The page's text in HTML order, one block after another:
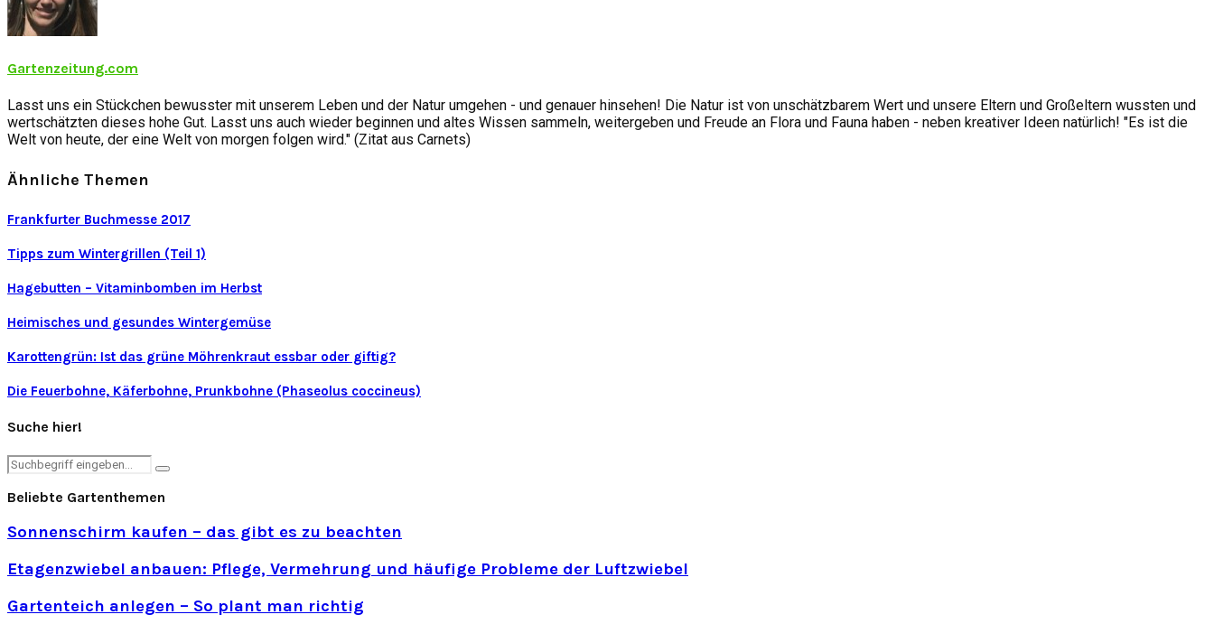
Gartenzeitung.com
Lasst uns ein Stückchen bewusster mit unserem Leben und der Natur umgehen - und genauer hinsehen! Die Natur ist von unschätzbarem Wert und unsere Eltern und Großeltern wussten und
wertschätzten dieses hohe Gut. Lasst uns auch wieder beginnen und altes Wissen sammeln, weitergeben und Freude an Flora und Fauna haben - neben kreativer Ideen natürlich! "Es ist die
Welt von heute, der eine Welt von morgen folgen wird." (Zitat aus Carnets)
Ähnliche Themen
Frankfurter Buchmesse 2017
Tipps zum Wintergrillen (Teil 1)
Hagebutten – Vitaminbomben im Herbst
Heimisches und gesundes Wintergemüse
Karottengrün: Ist das grüne Möhrenkraut essbar oder giftig?
Die Feuerbohne, Käferbohne, Prunkbohne (Phaseolus coccineus)
Suche hier!
Search
for:
Search
Beliebte Gartenthemen
Sonnenschirm kaufen – das gibt es zu beachten
Etagenzwiebel anbauen: Pflege, Vermehrung und häufige Probleme der Luftzwiebel
Gartenteich anlegen – So plant man richtig